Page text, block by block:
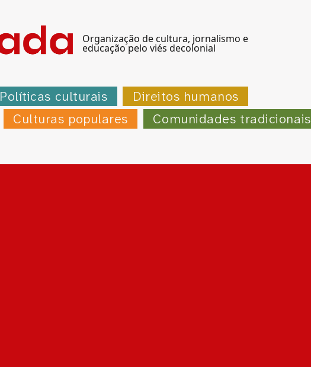
Organização de cultura, jornalismo e
educação pelo viés decolonial
Políticas culturais
Direitos humanos
Culturas populares
Comunidades tradicionais